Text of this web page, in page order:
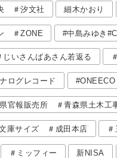
＃汐文社 細木かおり
＃ZONE #中島みゆき
じいさんばあさん若返る
ログレコード #ONEECO
官報販売所 ＃青森県土木工
庫サイズ ＃成田本店
＃ミッフィー 新NISA